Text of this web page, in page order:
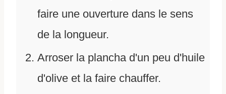
faire une ouverture dans le sens
de la longueur.
Arroser la plancha d'un peu d'huile
d'olive et la faire chauffer.